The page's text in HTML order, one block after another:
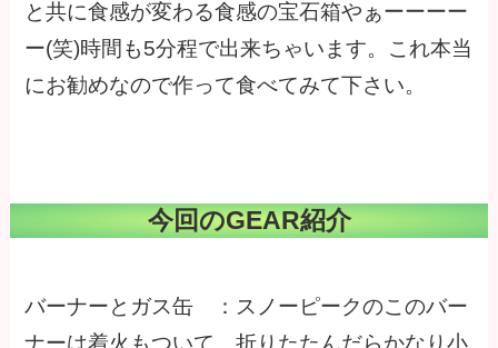
と共に食感が変わる食感の宝石箱やぁーーーー
ー(笑)時間も5分程で出来ちゃいます。これ本当
にお勧めなので作って食べてみて下さい。
今回のGEAR紹介
バーナーとガス缶 ：スノーピークのこのバー
ナーは着火もついて、折りたたんだらかなり小